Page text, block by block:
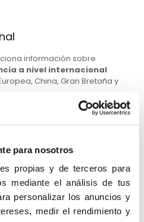
para nosotros
propias y de terceros para
mediante el análisis de tus
personalizar los anuncios y
medir el rendimiento y
información sobre
a nivel internacional
China, Gran Bretaña y
exhaustiva de
y documentación sobre
fiscalidad, derecho